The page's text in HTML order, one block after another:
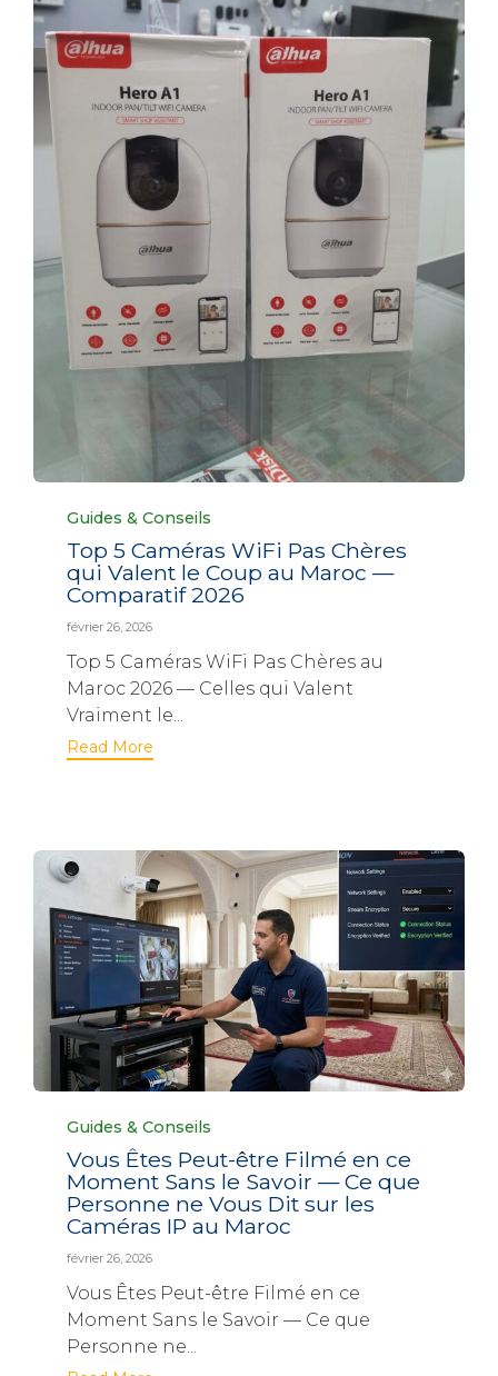
Category
Guides & Conseils
Top 5 Caméras WiFi Pas Chères
qui Valent le Coup au Maroc —
Comparatif 2026
février 26, 2026
Top 5 Caméras WiFi Pas Chères au
Maroc 2026 — Celles qui Valent
Vraiment le...
Read More
Category
Guides & Conseils
Vous Êtes Peut-être Filmé en ce
Moment Sans le Savoir — Ce que
Personne ne Vous Dit sur les
Caméras IP au Maroc
février 26, 2026
Vous Êtes Peut-être Filmé en ce
Moment Sans le Savoir — Ce que
Personne ne...